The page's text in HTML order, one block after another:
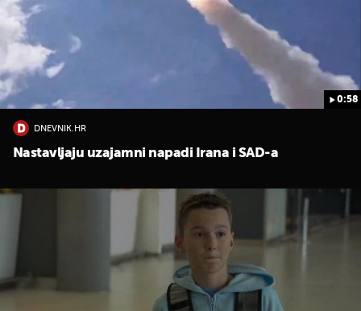
0:58
DNEVNIK.HR
Nastavljaju uzajamni napadi Irana i SAD-a